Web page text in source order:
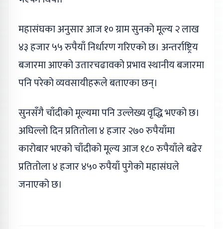
महासंघका अनुसार आज १० ग्राम सुनको मूल्य २ लाख
४३ हजार ५५ रुपैयाँ निर्धारण गरिएको छ। अन्तर्राष्ट्रिय
बजारमा आएको उतारचढावको प्रभाव स्थानीय बजारमा
पनि परेको व्यवसायीहरूले बताएका छन्।
सुनसँगै चाँदीको मूल्यमा पनि उल्लेख्य वृद्धि भएको छ।
अघिल्लो दिन प्रतितोला ४ हजार २७० रुपैयाँमा
कारोबार भएको चाँदीको मूल्य आज १८० रुपैयाँले बढेर
प्रतितोला ४ हजार ४५० रुपैयाँ पुगेको महासंघले
जनाएको छ।